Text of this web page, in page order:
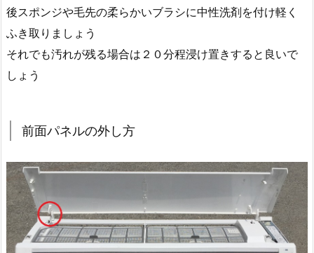
後スポンジや毛先の柔らかいブラシに中性洗剤を付け軽く
ふき取りましょう
それでも汚れが残る場合は２０分程浸け置きすると良いで
しょう
前面パネルの外し方